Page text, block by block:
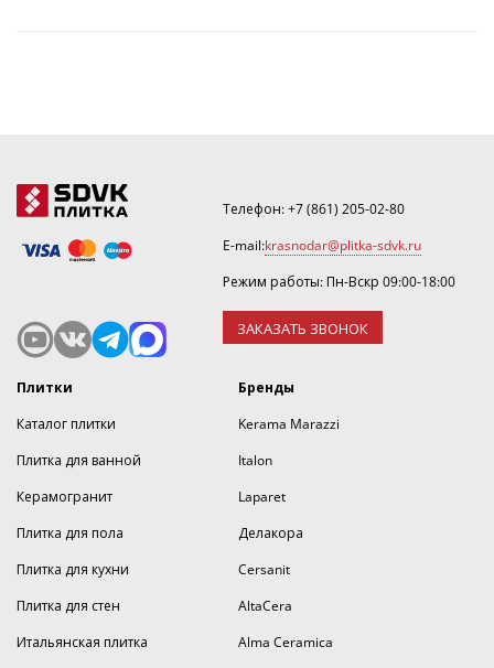
Телефон:+7 (861) 205-02-80
E-mail:krasnodar@plitka-sdvk.ru
Режим работы: Пн-Вскр 09:00-18:00
ЗАКАЗАТЬ ЗВОНОК
Плитки
Каталог плитки
Плитка для ванной
Керамогранит
Плитка для пола
Плитка для кухни
Плитка для стен
Итальянская плитка
Бренды
Kerama Marazzi
Italon
Laparet
Делакора
Cersanit
AltaCera
Alma Ceramica